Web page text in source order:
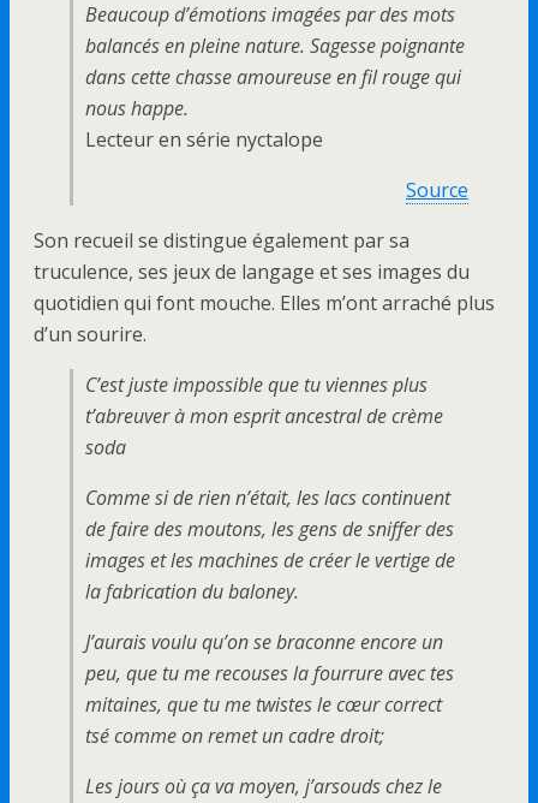
Beaucoup d’émotions imagées par des mots
balancés en pleine nature. Sagesse poignante
dans cette chasse amoureuse en fil rouge qui
nous happe.
Lecteur en série nyctalope
Source
Son recueil se distingue également par sa
truculence, ses jeux de langage et ses images du
quotidien qui font mouche. Elles m’ont arraché plus
d’un sourire.
C’est juste impossible que tu viennes plus
t’abreuver à mon esprit ancestral de crème
soda
Comme si de rien n’était, les lacs continuent
de faire des moutons, les gens de sniffer des
images et les machines de créer le vertige de
la fabrication du baloney.
J’aurais voulu qu’on se braconne encore un
peu, que tu me recouses la fourrure avec tes
mitaines, que tu me twistes le cœur correct
tsé comme on remet un cadre droit;
Les jours où ça va moyen, j’arsouds chez le